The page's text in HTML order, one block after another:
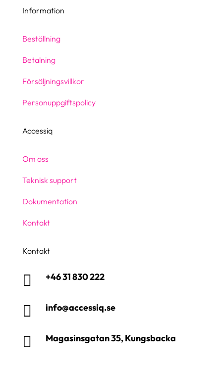
Information
Beställning
Betalning
Försäljningsvillkor
Personuppgiftspolicy
Accessiq
Om oss
Teknisk support
Dokumentation
Kontakt
Kontakt
 +46 31 830 222
 info@accessiq.se
 Magasinsgatan 35, Kungsbacka